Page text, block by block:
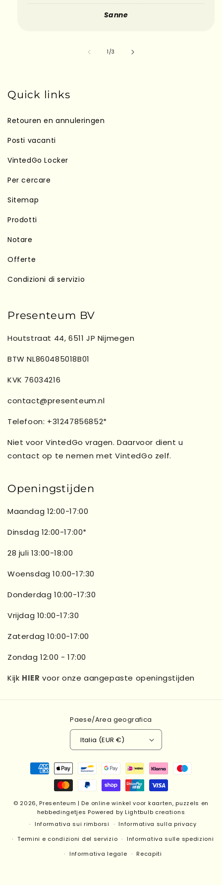
Sanne
1/su
3
Quick links
Retouren en annuleringen
Posti vacanti
VintedGo Locker
Per cercare
Sitemap
Prodotti
Notare
Offerte
Condizioni di servizio
Presenteum BV
Houtstraat 44, 6511 JP Nijmegen
BTW NL860485018B01
KVK 76034216
contact@presenteum.nl
Telefoon: +31247856852*
Niet voor VintedGo vragen. Daarvoor dient u
contact op te nemen met VintedGo zelf.
Openingstijden
Maandag 12:00-17:00
Dinsdag 12:00-17:00*
28 juli 13:00-18:00
Woensdag 10:00-17:30
Donderdag 10:00-17:30
Vrijdag 10:00-17:30
Zaterdag 10:00-17:00
Zondag 12:00 - 17:00
Kijk HIER voor onze aangepaste openingstijden
Paese/Area geografica
Italia (EUR €)
Metodi
pagamento
© 2026, Presenteum | De online winkel voor kaarten, puzzels en
hebbedingetjes Powered by Lightbulb creations
Informativa sui rimborsi
Informativa sulla privacy
Termini e condizioni del servizio
Informativa sulle spedizioni
Informativa legale
Recapiti